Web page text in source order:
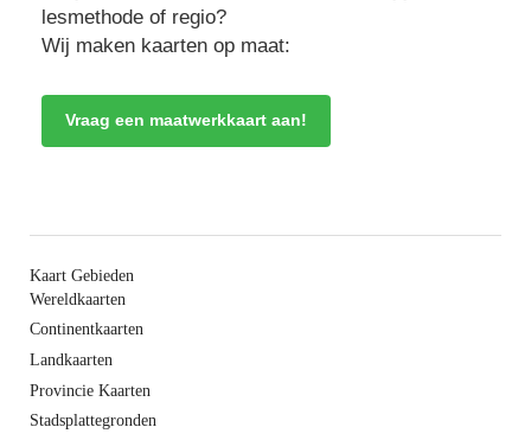
lesmethode of regio?
Wij maken kaarten op maat:
Vraag een maatwerkkaart aan!
Kaart Gebieden
Wereldkaarten
Continentkaarten
Landkaarten
Provincie Kaarten
Stadsplattegronden